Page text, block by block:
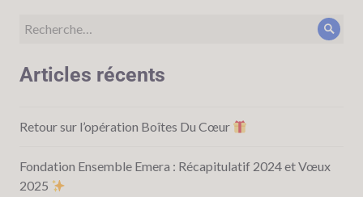
Articles récents
Retour sur l’opération Boîtes Du Cœur
Fondation Ensemble Emera : Récapitulatif 2024 et Vœux
2025